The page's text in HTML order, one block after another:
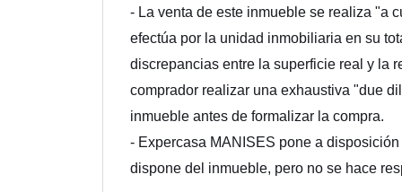
- La venta de este inmueble se realiza "a
efectúa por la unidad inmobiliaria en su
discrepancias entre la superficie real y la
comprador realizar una exhaustiva "due
inmueble antes de formalizar la compra.
- Expercasa MANISES pone a
dispone del inmueble, pero no se hace